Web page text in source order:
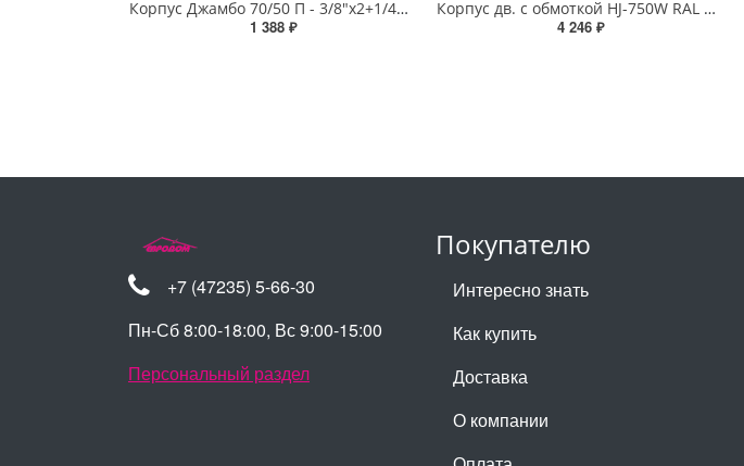
Корпус Джамбо 70/50 П - 3/8"х2+1/4" (КОМФОРТ)
1 388 ₽
Корпус дв. с обмоткой HJ-750W RAL 5012
4 246 ₽
Покупателю
Интересно знать
Как купить
Доставка
О компании
+7 (47235) 5-66-30
Пн-Сб 8:00-18:00, Вс 9:00-15:00
Персональный раздел